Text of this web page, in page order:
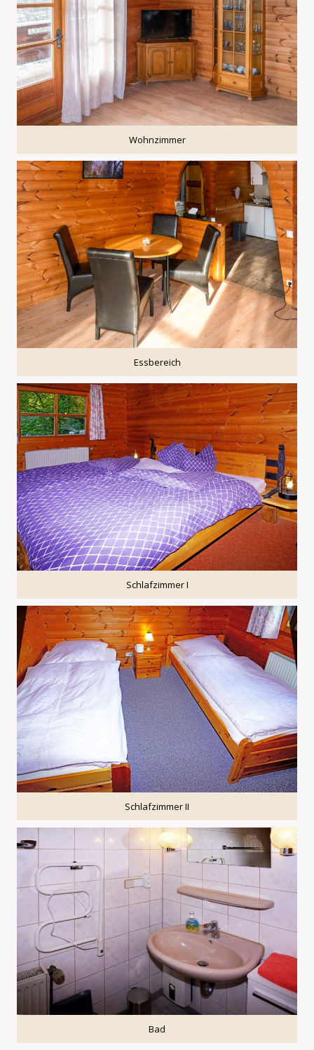
Wohnzimmer
Essbereich
Schlafzimmer I
Schlafzimmer II
Bad